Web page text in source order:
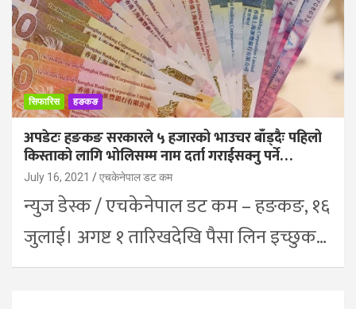
सिफारिस हङकङ
अपडेटः हङकङ सरकारले ५ हजारको भाउचर बाँड्दैः पहिलो
किस्ताको लागि भोलिसम्म नाम दर्ता गराईसक्नु पर्ने…
July 16, 2021 एचकेनेपाल डट कम
न्युज डेस्क / एचकेनेपाल डट कम – हङकङ, १६
जुलाई। अगष्ट १ तारिखदेखि पैसा लिन इच्छुक…